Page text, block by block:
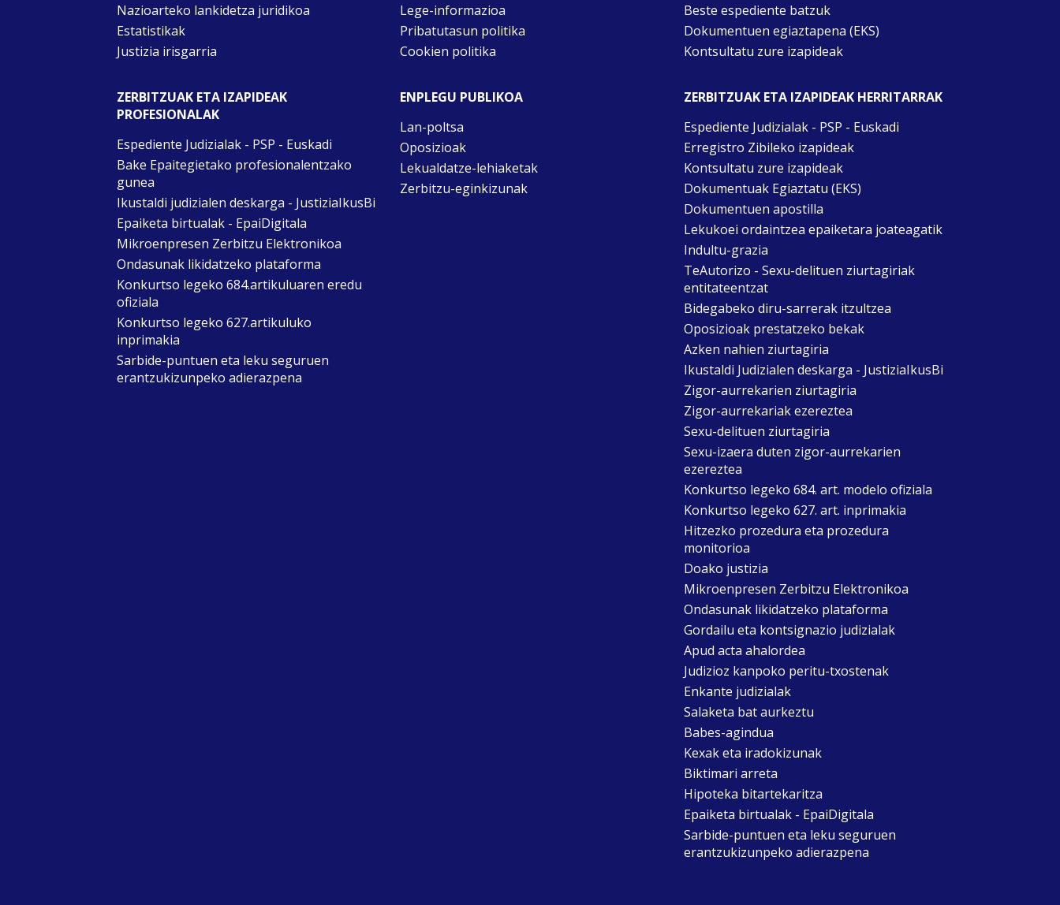
Nazioarteko lankidetza juridikoa
Estatistikak
Justizia irisgarria
Lege-informazioa
Pribatutasun politika
Cookien politika
Beste espediente batzuk
Dokumentuen egiaztapena (EKS)
Kontsultatu zure izapideak
ZERBITZUAK ETA IZAPIDEAK
PROFESIONALAK
Espediente Judizialak - PSP - Euskadi
Bake Epaitegietako profesionalentzako
gunea
Ikustaldi judizialen deskarga - JustiziaIkusBi
Epaiketa birtualak - EpaiDigitala
Mikroenpresen Zerbitzu Elektronikoa
Ondasunak likidatzeko plataforma
Konkurtso legeko 684.artikuluaren eredu
ofiziala
Konkurtso legeko 627.artikuluko
inprimakia
Sarbide-puntuen eta leku seguruen
erantzukizunpeko adierazpena
ENPLEGU PUBLIKOA
Lan-poltsa
Oposizioak
Lekualdatze-lehiaketak
Zerbitzu-eginkizunak
ZERBITZUAK ETA IZAPIDEAK HERRITARRAK
Espediente Judizialak - PSP - Euskadi
Erregistro Zibileko izapideak
Kontsultatu zure izapideak
Dokumentuak Egiaztatu (EKS)
Dokumentuen apostilla
Lekukoei ordaintzea epaiketara joateagatik
Indultu-grazia
TeAutorizo - Sexu-delituen ziurtagiriak
entitateentzat
Bidegabeko diru-sarrerak itzultzea
Oposizioak prestatzeko bekak
Azken nahien ziurtagiria
Ikustaldi Judizialen deskarga - JustiziaIkusBi
Zigor-aurrekarien ziurtagiria
Zigor-aurrekariak ezereztea
Sexu-delituen ziurtagiria
Sexu-izaera duten zigor-aurrekarien
ezereztea
Konkurtso legeko 684. art. modelo ofiziala
Konkurtso legeko 627. art. inprimakia
Hitzezko prozedura eta prozedura
monitorioa
Doako justizia
Mikroenpresen Zerbitzu Elektronikoa
Ondasunak likidatzeko plataforma
Gordailu eta kontsignazio judizialak
Apud acta ahalordea
Judizioz kanpoko peritu-txostenak
Enkante judizialak
Salaketa bat aurkeztu
Babes-agindua
Kexak eta iradokizunak
Biktimari arreta
Hipoteka bitartekaritza
Epaiketa birtualak - EpaiDigitala
Sarbide-puntuen eta leku seguruen
erantzukizunpeko adierazpena